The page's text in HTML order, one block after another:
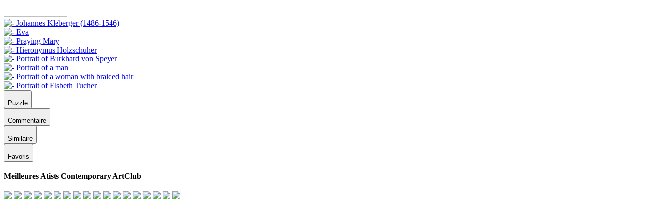
Puzzle
Commentaire
Similaire
Favoris
Meilleures Atists Contemporary ArtClub